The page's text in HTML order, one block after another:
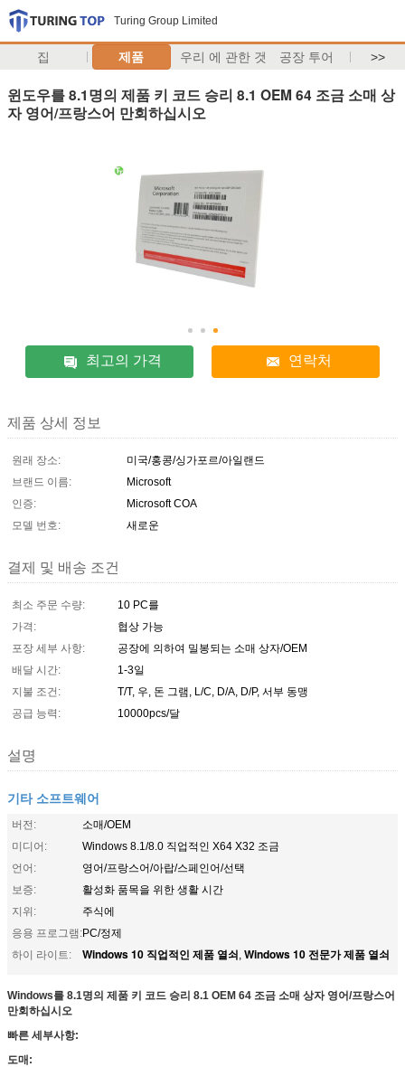
Turing Group Limited
집 제품 우리 에 관한 것 공장 투어 >>
윈도우를 8.1명의 제품 키 코드 승리 8.1 OEM 64 조금 소매 상
자 영어/프랑스어 만회하십시오
최고의 가격 연락처
제품 상세 정보
원래 장소:
미국/홍콩/싱가포르/아일랜드
브랜드 이름:
Microsoft
인증:
Microsoft COA
모델 번호:
새로운
결제 및 배송 조건
최소 주문 수량:
10 PC를
가격:
협상 가능
포장 세부 사항:
공장에 의하여 밀봉되는 소매 상자/OEM
배달 시간:
1-3일
지불 조건:
T/T, 우, 돈 그램, L/C, D/A, D/P, 서부 동맹
공급 능력:
10000pcs/달
설명
기타 소프트웨어
버전:
소매/OEM
미디어:
Windows 8.1/8.0 직업적인 X64 X32 조금
언어:
영어/프랑스어/아랍/스페인어/선택
보증:
활성화 품목을 위한 생활 시간
지위:
주식에
응용 프로그램:PC/정제
하이 라이트:
Windows 10 직업적인 제품 열쇠, Windows 10 전문가 제품 열쇠
Windows를 8.1명의 제품 키 코드 승리 8.1 OEM 64 조금 소매 상자 영어/프랑스어
만회하십시오
빠른 세부사항:
도매: